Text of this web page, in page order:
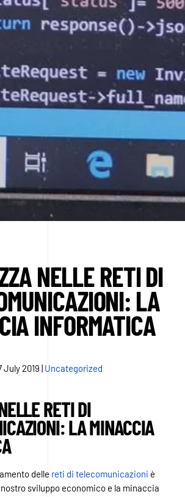
NELLE RETI DI
LA
INFORMATICA
July 2019 | Uncategorized
RETI DI
LA MINACCIA
delle reti di telecomunicazioni è
sviluppo economico e la minaccia